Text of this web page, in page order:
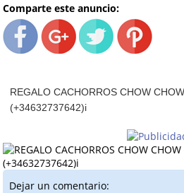
Comparte este anuncio:
REGALO CACHORROS CHOW
(+34632737642)i
Dejar un comentario: